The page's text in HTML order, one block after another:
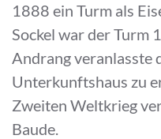
1888 ein Turm als
Sockel war der Turm
Andrang veranlasste
Unterkunftshaus zu
Zweiten Weltkrieg
Baude.